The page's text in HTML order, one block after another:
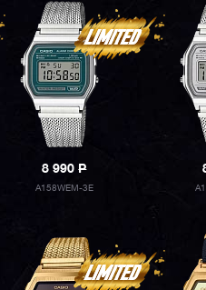
8 990P
A158WEM-3E